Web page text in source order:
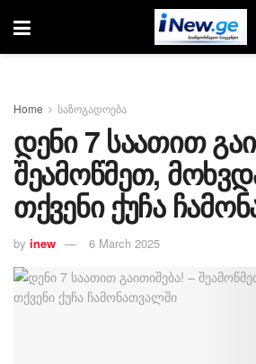
Home საზოგადოება
დენი 7 საათით
შეამოწმეთ,
თქვენი ქუჩა
by inew 6 March 2025